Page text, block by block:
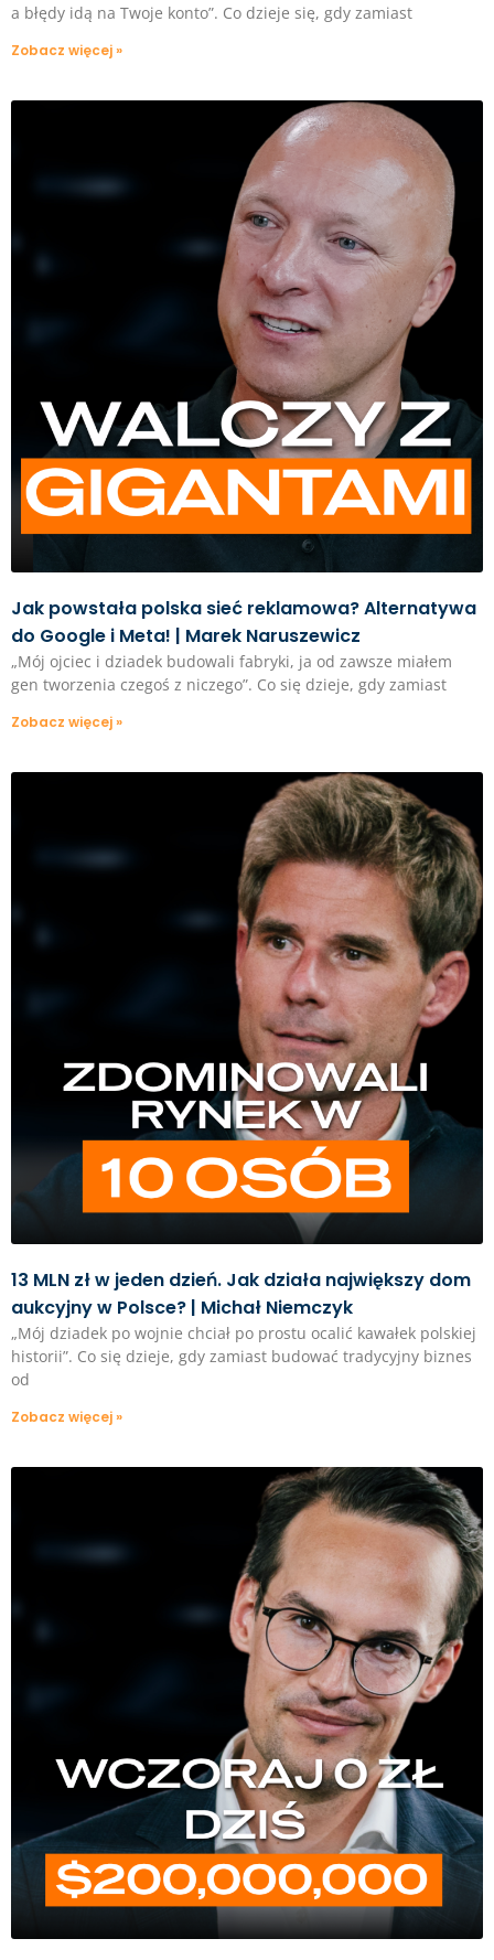
a błędy idą na Twoje konto”. Co dzieje się, gdy zamiast
Zobacz więcej »
Jak powstała polska sieć reklamowa? Alternatywa
do Google i Meta! | Marek Naruszewicz
„Mój ojciec i dziadek budowali fabryki, ja od zawsze miałem
gen tworzenia czegoś z niczego”. Co się dzieje, gdy zamiast
Zobacz więcej »
13 MLN zł w jeden dzień. Jak działa największy dom
aukcyjny w Polsce? | Michał Niemczyk
„Mój dziadek po wojnie chciał po prostu ocalić kawałek polskiej
historii”. Co się dzieje, gdy zamiast budować tradycyjny biznes
od
Zobacz więcej »